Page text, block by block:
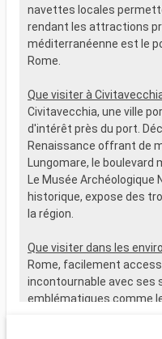
navettes locales
rendant les attractions
méditerranéenne est le
Rome.
Que visiter à
Civitavecchia, une ville
d'intérêt près du port.
Renaissance offrant de
Lungomare, le boulevard
Le Musée Archéologique
historique, expose des
la région.
Que visiter dans les
Rome, facilement
incontournable avec ses
emblématiques comme